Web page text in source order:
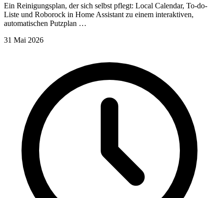
Ein Reinigungsplan, der sich selbst pflegt: Local Calendar, To-do-
Liste und Roborock in Home Assistant zu einem interaktiven,
automatischen Putzplan …
31 Mai 2026